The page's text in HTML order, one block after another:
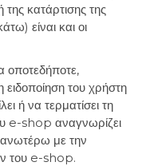
της κατάρτισης της
είναι και οι
οποτεδήποτε,
ειδοποίηση του χρήστη
ή να τερματίσει τη
e-shop αναγνωρίζει
ανωτέρω με την
του e-shop.